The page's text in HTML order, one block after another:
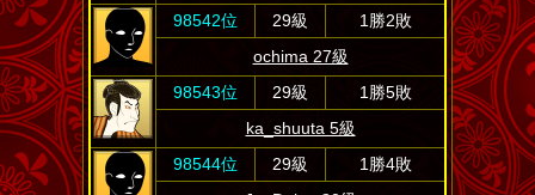
98542位
29級
1勝2敗
ochima 27級
98543位
29級
1勝5敗
ka_shuuta 5級
98544位
29級
1勝4敗